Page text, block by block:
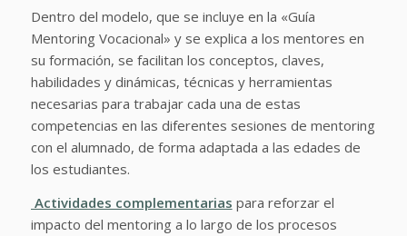
Dentro del modelo, que se incluye en la «Guía
Mentoring Vocacional» y se explica a los mentores en
su formación, se facilitan los conceptos, claves,
habilidades y dinámicas, técnicas y herramientas
necesarias para trabajar cada una de estas
competencias en las diferentes sesiones de mentoring
con el alumnado, de forma adaptada a las edades de
los estudiantes.
Actividades complementarias para reforzar el
impacto del mentoring a lo largo de los procesos